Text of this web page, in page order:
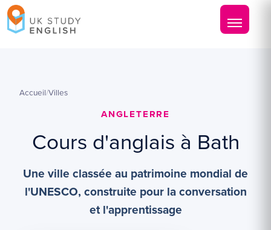
Accueil/Villes
ANGLETERRE
Cours d'anglais à Bath
Une ville classée au patrimoine mondial de
l'UNESCO, construite pour la conversation
et l'apprentissage